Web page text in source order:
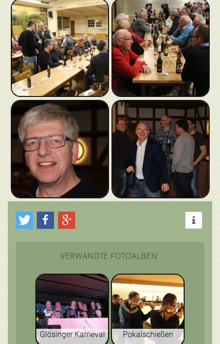
VERWANDTE FOTOALBEN:
Glösinger Karneval Pokalschießen